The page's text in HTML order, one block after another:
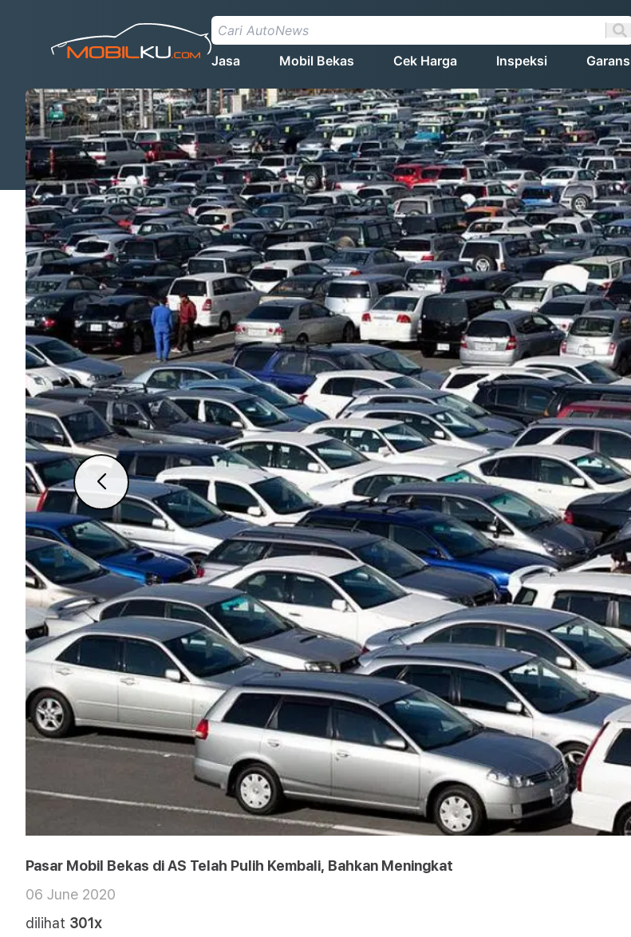
Jasa Mobil Bekas Cek Harga Inspeksi
Pasar Mobil Bekas di AS Telah Pulih Kembali, Bahkan Meningkat
06 June 2020
dilihat 301x